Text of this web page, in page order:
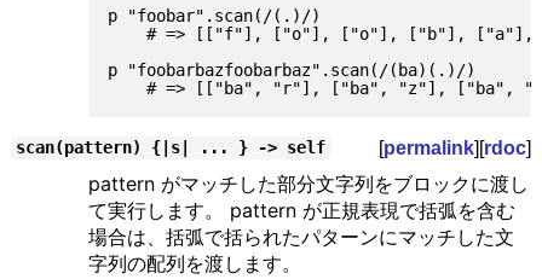
p "foobar".scan(/(.)/)
# => [["f"], ["o"], ["o"], ["b"], ["a"],
p "foobarbazfoobarbaz".scan(/(ba)(.)/)
scan(pattern) {|s| ... } -> self [permalink][rdoc]
pattern がマッチした部分文字列をブロックに渡し
て実行します。 pattern が正規表現で括弧を含む
場合は、括弧で括られたパターンにマッチした文
字列の配列を渡します。